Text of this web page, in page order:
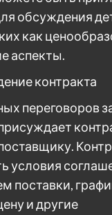
обсуждения
как
аспекты.
контракта
переговоров
условия
поставки,
и другие